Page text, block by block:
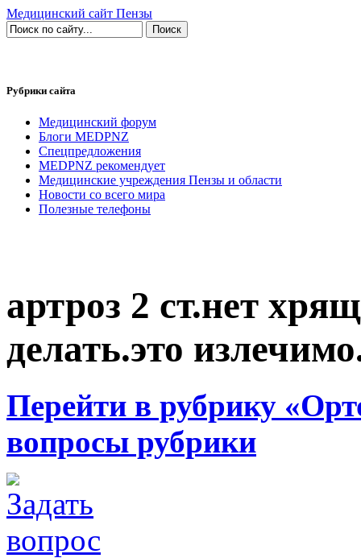
Медицинский сайт Пензы
Рубрики сайта
Медицинский форум
Блоги MEDPNZ
Спецпредложения
MEDPNZ рекомендует
Медицинские учреждения Пензы и области
Новости со всего мира
Полезные телефоны
артроз 2 ст.нет
делать.это
Перейти в рубрику
вопросы рубрики